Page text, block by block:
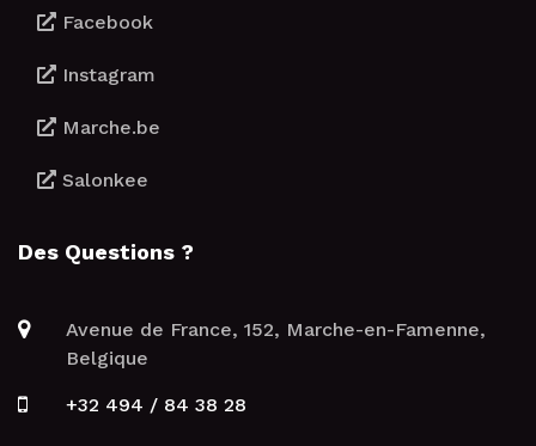
Facebook
Instagram
Marche.be
Salonkee
Des Questions ?
Avenue de France, 152, Marche-en-Famenne,
Belgique
+32 494 / 84 38 28